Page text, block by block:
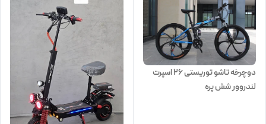
دوچرخه تاشو توریستی 26 اسپرت
لندروور شش پره